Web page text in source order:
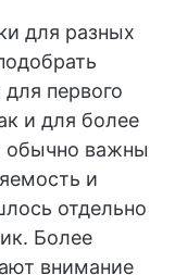
для разных
первого
и для более
обычно важны
и
отдельно
Более
внимание